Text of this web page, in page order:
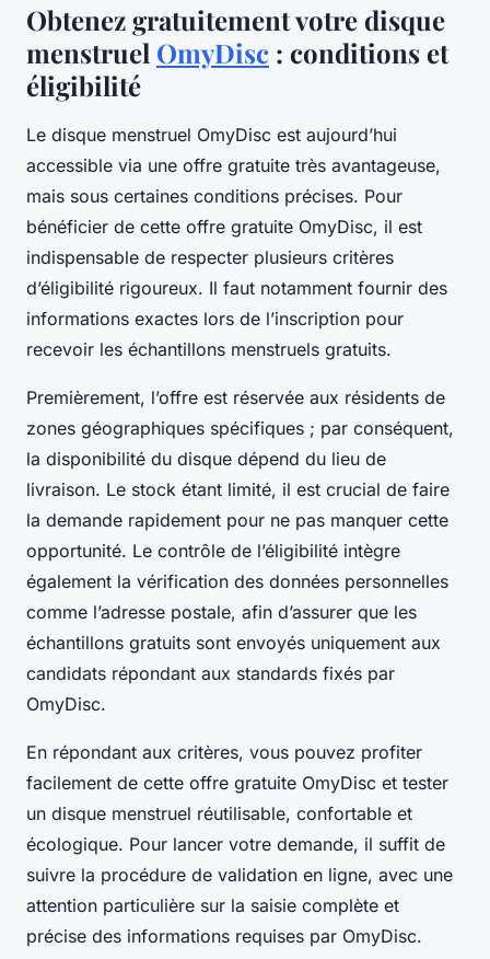
Obtenez gratuitement votre disque
menstruel OmyDisc : conditions et
éligibilité
Le disque menstruel OmyDisc est aujourd’hui
accessible via une offre gratuite très avantageuse,
mais sous certaines conditions précises. Pour
bénéficier de cette offre gratuite OmyDisc, il est
indispensable de respecter plusieurs critères
d’éligibilité rigoureux. Il faut notamment fournir des
informations exactes lors de l’inscription pour
recevoir les échantillons menstruels gratuits.
Premièrement, l’offre est réservée aux résidents de
zones géographiques spécifiques ; par conséquent,
la disponibilité du disque dépend du lieu de
livraison. Le stock étant limité, il est crucial de faire
la demande rapidement pour ne pas manquer cette
opportunité. Le contrôle de l’éligibilité intègre
également la vérification des données personnelles
comme l’adresse postale, afin d’assurer que les
échantillons gratuits sont envoyés uniquement aux
candidats répondant aux standards fixés par
OmyDisc.
En répondant aux critères, vous pouvez profiter
facilement de cette offre gratuite OmyDisc et tester
un disque menstruel réutilisable, confortable et
écologique. Pour lancer votre demande, il suffit de
suivre la procédure de validation en ligne, avec une
attention particulière sur la saisie complète et
précise des informations requises par OmyDisc.